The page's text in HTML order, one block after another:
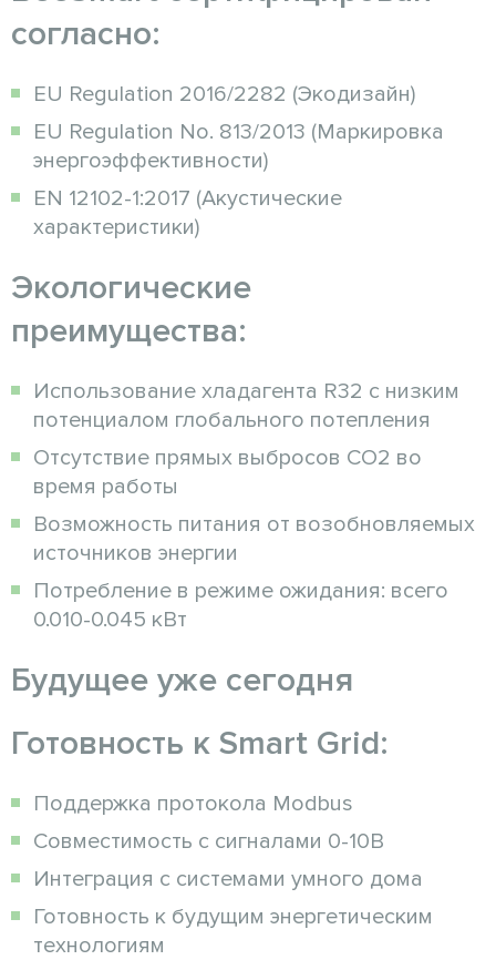
согласно:
EU Regulation 2016/2282 (Экодизайн)
EU Regulation No. 813/2013 (Маркировка
энергоэффективности)
EN 12102-1:2017 (Акустические
характеристики)
Экологические
преимущества:
Использование хладагента R32 с низким
потенциалом глобального потепления
Отсутствие прямых выбросов CO2 во
время работы
Возможность питания от возобновляемых
источников энергии
Потребление в режиме ожидания: всего
0.010-0.045 кВт
Будущее уже сегодня
Готовность к Smart Grid:
Поддержка протокола Modbus
Совместимость с сигналами 0-10В
Интеграция с системами умного дома
Готовность к будущим энергетическим
технологиям